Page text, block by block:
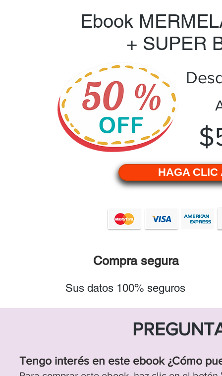
Ebook
+ SUPER
HAGA CLIC
Compra segura
Sus datos 100% seguros
Tengo interés en este ebook ¿Cómo